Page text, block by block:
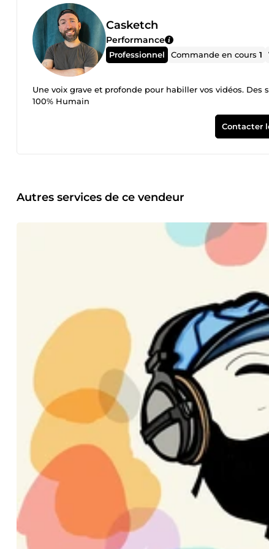
Casketch
Performance
Professionnel Commande en cours1
Une voix grave et profonde pour habiller vos vidéos.
100% Humain
Contacter
Autres services de ce vendeur